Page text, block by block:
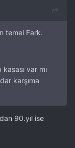
temel Fark.
var mı
karşıma
90.yıl ise